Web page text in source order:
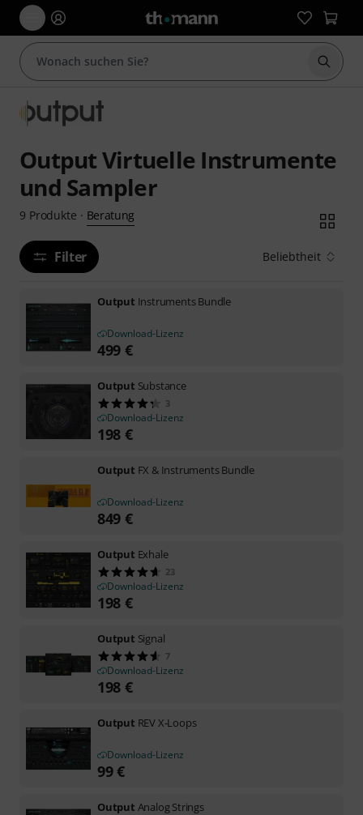
Suche
Output Virtuelle Instrumente
und Sampler
9 Produkte · Beratung
Filter Beliebtheit
Output Instruments Bundle
Download-Lizenz
499 €
Output Substance
3
Download-Lizenz
198 €
Output FX & Instruments Bundle
Download-Lizenz
849 €
Output Exhale
23
Download-Lizenz
198 €
Output Signal
7
Download-Lizenz
198 €
Output REV X-Loops
Download-Lizenz
99€
Output Analog Strings